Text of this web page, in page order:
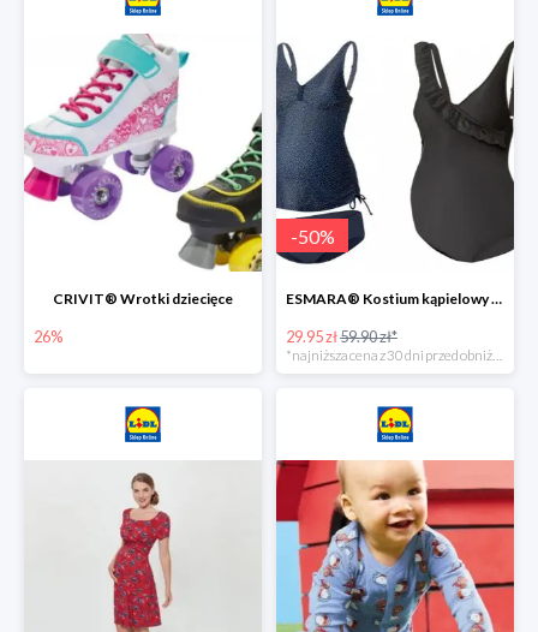
CRIVIT® Wrotki dziecięce
26%
-50%
ESMARA® Kostium kąpielowy ciążowy lub tankini ciążowe -50%
29.95 zł59.90 zł*